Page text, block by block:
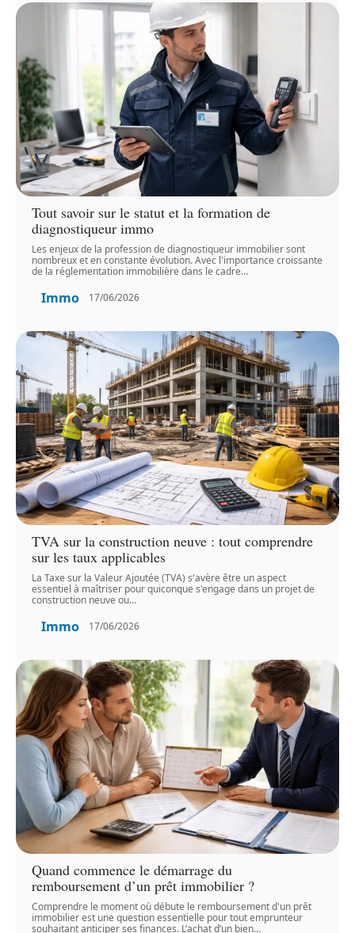
Tout savoir sur le statut et la formation de
diagnostiqueur immo
Les enjeux de la profession de diagnostiqueur immobilier sont
nombreux et en constante évolution. Avec l'importance croissante
de la réglementation immobilière dans le cadre…
Immo 17/06/2026
TVA sur la construction neuve : tout comprendre
sur les taux applicables
La Taxe sur la Valeur Ajoutée (TVA) s'avère être un aspect
essentiel à maîtriser pour quiconque s'engage dans un projet de
construction neuve ou…
Immo 17/06/2026
Quand commence le démarrage du
remboursement d’un prêt immobilier ?
Comprendre le moment où débute le remboursement d'un prêt
immobilier est une question essentielle pour tout emprunteur
souhaitant anticiper ses finances. L’achat d’un bien…